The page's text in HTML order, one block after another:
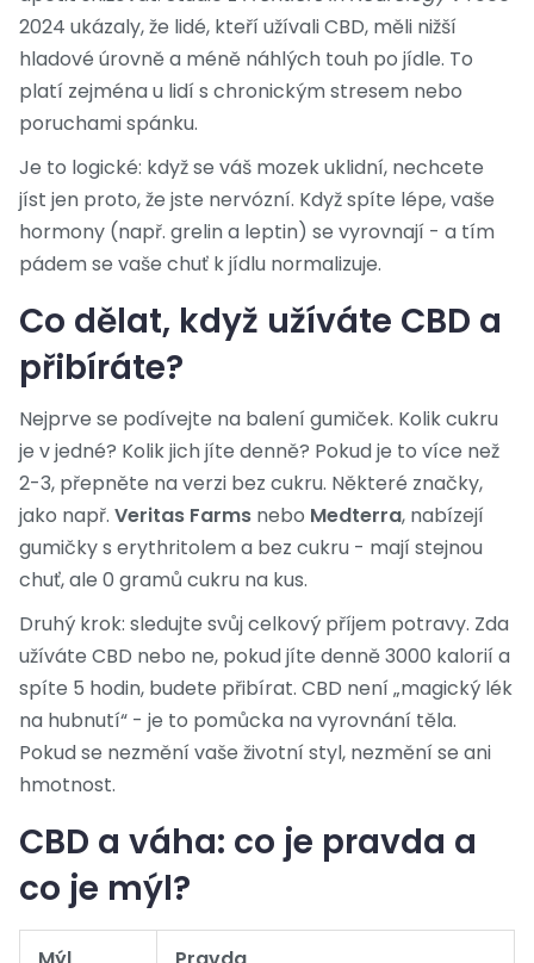
2024 ukázaly, že lidé, kteří užívali CBD, měli nižší
hladové úrovně a méně náhlých touh po jídle. To
platí zejména u lidí s chronickým stresem nebo
poruchami spánku.
Je to logické: když se váš mozek uklidní, nechcete
jíst jen proto, že jste nervózní. Když spíte lépe, vaše
hormony (např. grelin a leptin) se vyrovnají - a tím
pádem se vaše chuť k jídlu normalizuje.
Co dělat, když užíváte CBD a
přibíráte?
Nejprve se podívejte na balení gumiček. Kolik cukru
je v jedné? Kolik jich jíte denně? Pokud je to více než
2-3, přepněte na verzi bez cukru. Některé značky,
jako např. Veritas Farms nebo Medterra, nabízejí
gumičky s erythritolem a bez cukru - mají stejnou
chuť, ale 0 gramů cukru na kus.
Druhý krok: sledujte svůj celkový příjem potravy. Zda
užíváte CBD nebo ne, pokud jíte denně 3000 kalorií a
spíte 5 hodin, budete přibírat. CBD není „magický lék
na hubnutí“ - je to pomůcka na vyrovnání těla.
Pokud se nezmění vaše životní styl, nezmění se ani
hmotnost.
CBD a váha: co je pravda a
co je mýl?